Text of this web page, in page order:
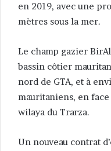
en 2019, avec une
mètres sous la mer.
Le champ gazier
bassin côtier
nord de GTA, et à
mauritaniens, en
wilaya du Trarza.
Un nouveau contrat